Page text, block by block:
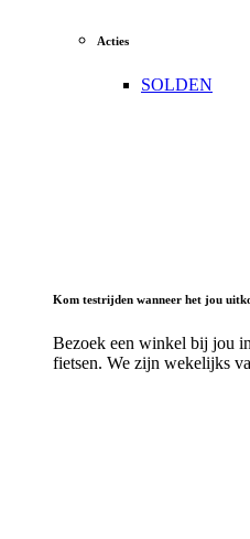
Acties
SOLDEN
Kom testrijden wanneer het jou
Bezoek een winkel bij jou
fietsen. We zijn wekelijks